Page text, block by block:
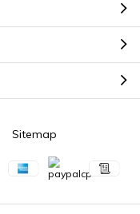
Sitemap